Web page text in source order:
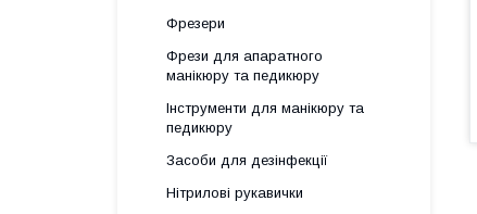
Фрезери
Фрези для апаратного
манікюру та педикюру
Інструменти для манікюру та
педикюру
Засоби для дезінфекції
Нітрилові рукавички